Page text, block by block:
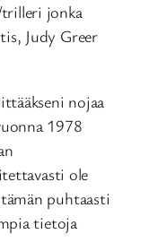
jonka
Judy Greer
nojaa
1978
ole
puhtaasti
tietoja